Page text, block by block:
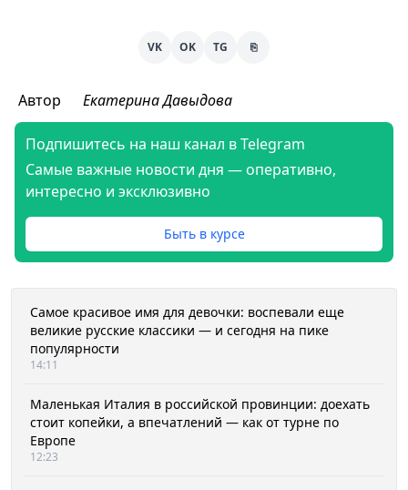
VK OK TG ⎘
Автор Екатерина Давыдова
Подпишитесь на наш канал в Telegram
Самые важные новости дня — оперативно,
интересно и эксклюзивно
Быть в курсе
Самое красивое имя для девочки: воспевали еще
великие русские классики — и сегодня на пике
популярности
14:11
Маленькая Италия в российской провинции: доехать
стоит копейки, а впечатлений — как от турне по
Европе
12:23